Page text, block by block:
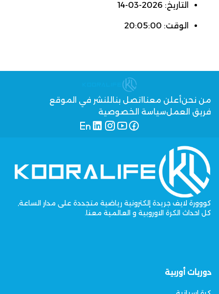
التاريخ: 2026-03-14
الوقت: 20:05:00
من نحنأعلن معنا اتصل بنا للنشر في الموقع
فريق العملسياسة الخصوصية
كووورة لايف جريدة إلكترونية رياضية متجددة على مدار الساعة,
كل احداث الكرة الاوروبية و العالمية معنا.
دوريات أوربية